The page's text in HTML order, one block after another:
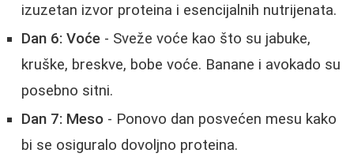
izuzetan izvor proteina i esencijalnih nutrijenata.
Dan 6: Voće - Sveže voće kao što su jabuke,
kruške, breskve, bobe voće. Banane i avokado su
posebno sitni.
Dan 7: Meso - Ponovo dan posvećen mesu kako
bi se osiguralo dovoljno proteina.